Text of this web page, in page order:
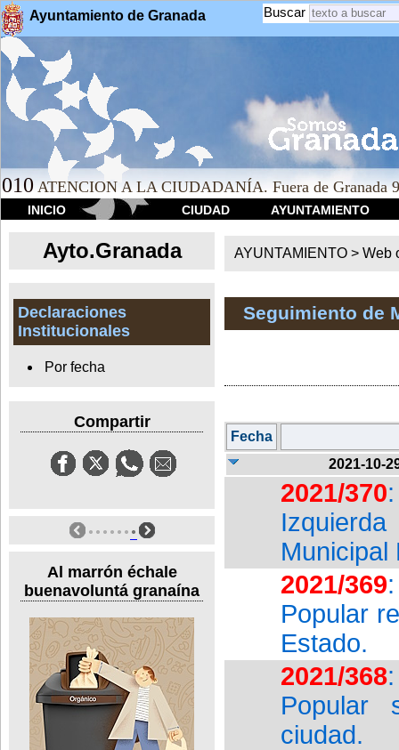
Ayuntamiento de Granada Buscar
010 ATENCION A LA CIUDADANÍA. Fuera de Granada
INICIO CIUDAD AYUNTAMIENTO
Ayto.Granada
Declaraciones
Institucionales
Por fecha
Compartir
Al marrón échale
buenavoluntá granaína
AYUNTAMIENTO > Web
Seguimiento de
Fecha
2021-10-
2021/370
Municipal
2021/369
Popular
Estado.
2021/368
Popular
ciudad.